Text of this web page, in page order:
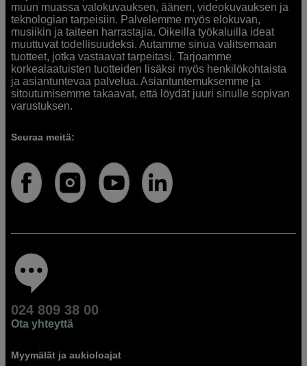
muun muassa valokuvauksen, äänen, videokuvauksen ja
teknologian tarpeisiin. Palvelemme myös elokuvan,
musiikin ja taiteen harrastajia. Oikeilla työkaluilla ideat
muuttuvat todellisuudeksi. Autamme sinua valitsemaan
tuotteet, jotka vastaavat tarpeitasi. Tarjoamme
korkealaatuisten tuotteiden lisäksi myös henkilökohtaista
ja asiantuntevaa palvelua. Asiantuntemuksemme ja
sitoutumisemme takaavat, että löydät juuri sinulle sopivan
varustuksen.
Seuraa meitä:
024 809 38 00
Ota yhteyttä
Myymälät ja aukioloajat